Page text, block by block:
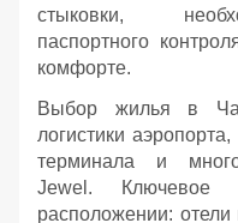
стыковки,
паспортного
комфорте.
Выбор жилья в
логистики
терминала и
Jewel. Ключевое
расположении: отели